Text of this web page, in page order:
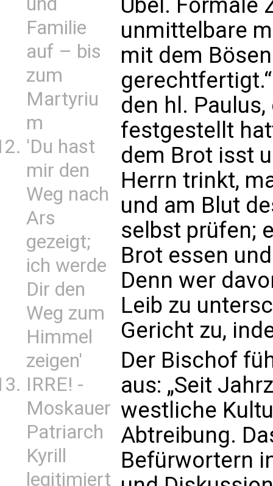
Familie
auf – bis
zum
Martyriu
m
'Du hast
mir den
Weg nach
Ars
gezeigt;
ich werde
Dir den
Weg zum
Himmel
zeigen'
IRRE! -
Moskauer
Patriarch
Kyrill
legitimiert
unmittelbare
mit dem
den hl.
festgestellt
dem Brot isst
Herrn trinkt,
und am Blut
selbst prüfen;
Brot essen
Denn wer
Leib zu
Gericht zu,
Der Bischof
aus: „Seit
westliche
Abtreibung.
Befürwortern